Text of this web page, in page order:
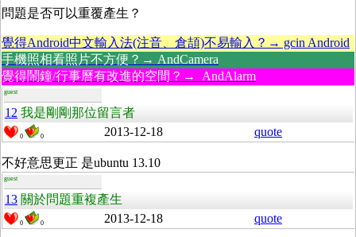
問題是否可以重覆產生？
覺得Android中文輸入法(注音、倉頡)不易輸入？→ gcin Android
手機照相看照片不方便？→ AndCamera
覺得鬧鐘/行事曆有改進的空間？→ AndAlarm
guest
12 我是剛剛那位留言者
0 0 2013-12-18 quote
不好意思更正 是ubuntu 13.10
guest
13 關於問題重複產生
0 0 2013-12-18 quote